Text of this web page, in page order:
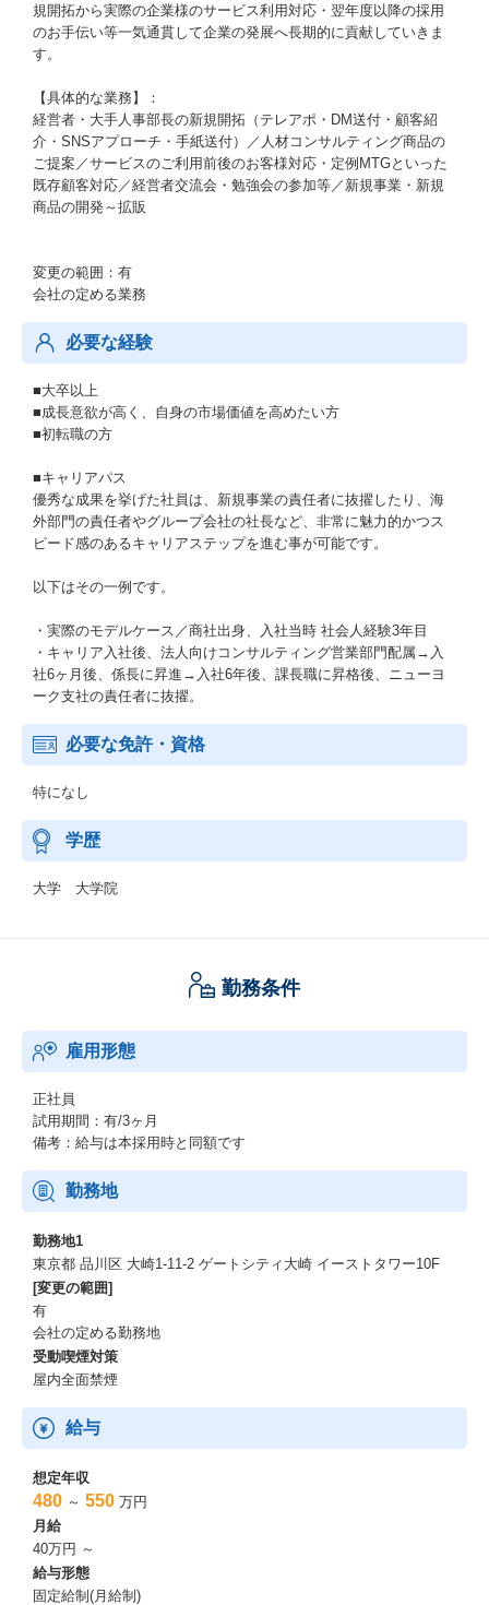
規開拓から実際の企業様のサービス利用対応・翌年度以降の採用
のお手伝い等一気通貫して企業の発展へ長期的に貢献していきま
す。
【具体的な業務】：
経営者・大手人事部長の新規開拓（テレアポ・DM送付・顧客紹
介・SNSアプローチ・手紙送付）／人材コンサルティング商品の
ご提案／サービスのご利用前後のお客様対応・定例MTGといった
既存顧客対応／経営者交流会・勉強会の参加等／新規事業・新規
商品の開発～拡販
変更の範囲：有
会社の定める業務
必要な経験
■大卒以上
■成長意欲が高く、自身の市場価値を高めたい方
■初転職の方
■キャリアパス
優秀な成果を挙げた社員は、新規事業の責任者に抜擢したり、海
外部門の責任者やグループ会社の社長など、非常に魅力的かつス
ピード感のあるキャリアステップを進む事が可能です。
以下はその一例です。
・実際のモデルケース／商社出身、入社当時 社会人経験3年目
・キャリア入社後、法人向けコンサルティング営業部門配属→入
社6ヶ月後、係長に昇進→入社6年後、課長職に昇格後、ニューヨ
ーク支社の責任者に抜擢。
必要な免許・資格
特になし
学歴
大学 大学院
勤務条件
雇用形態
正社員
試用期間：有/3ヶ月
備考：給与は本採用時と同額です
勤務地
勤務地1
東京都 品川区 大崎1-11-2 ゲートシティ大崎 イーストタワー10F
[変更の範囲]
有
会社の定める勤務地
受動喫煙対策
屋内全面禁煙
給与
想定年収
480 ～ 550 万円
月給
40万円 ～
給与形態
固定給制(月給制)